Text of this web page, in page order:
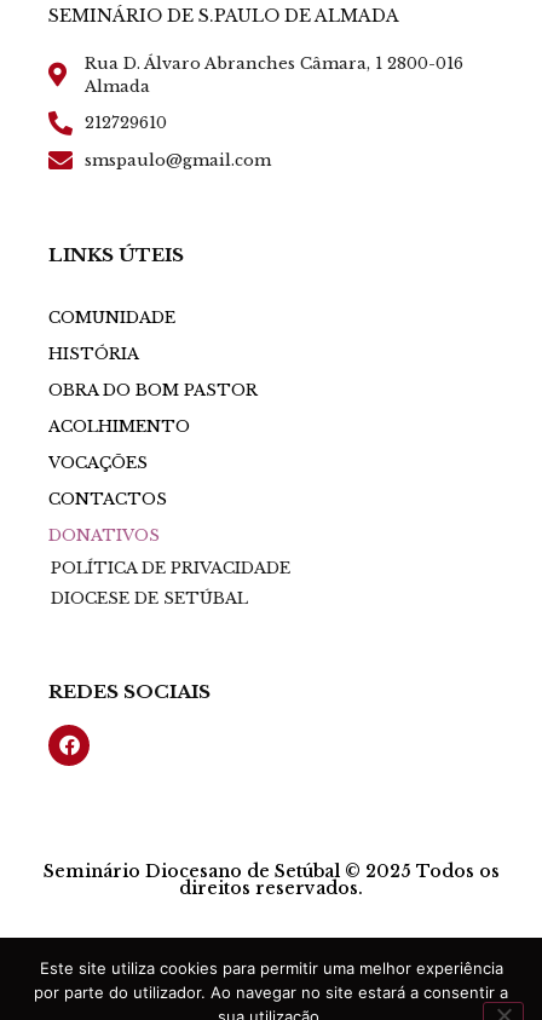
SEMINÁRIO DE S.PAULO DE ALMADA
Rua D. Álvaro Abranches Câmara, 1 2800-016
Almada
212729610
smspaulo@gmail.com
LINKS ÚTEIS
COMUNIDADE
HISTÓRIA
OBRA DO BOM PASTOR
ACOLHIMENTO
VOCAÇÕES
CONTACTOS
DONATIVOS
POLÍTICA DE PRIVACIDADE
DIOCESE DE SETÚBAL
REDES SOCIAIS
Seminário Diocesano de Setúbal © 2025 Todos os
direitos reservados.
Este site utiliza cookies para permitir uma melhor experiência
por parte do utilizador. Ao navegar no site estará a consentir a